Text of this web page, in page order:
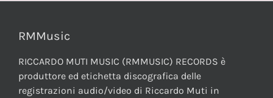
RMMusic
RICCARDO MUTI MUSIC (RMMUSIC) RECORDS è
produttore ed etichetta discografica delle
registrazioni audio/video di Riccardo Muti in